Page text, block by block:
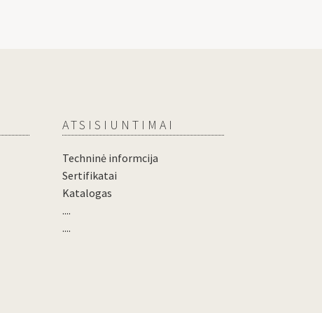
ATSISIUNTIMAI
Techninė informcija
Sertifikatai
Katalogas
....
....